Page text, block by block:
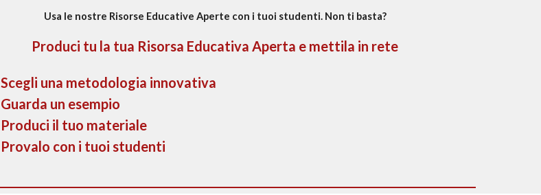
Usa le nostre Risorse Educative Aperte con i tuoi studenti. Non ti basta?
Produci tu la tua Risorsa Educativa Aperta e mettila in rete
Scegli una metodologia innovativa
Guarda un esempio
Produci il tuo materiale
Provalo con i tuoi studenti